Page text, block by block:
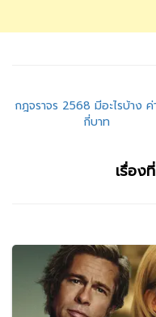
แนะแนว
กฎจราจร 2568 มีอะไรบ้าง ค่
กี่บาท
เรื่อง